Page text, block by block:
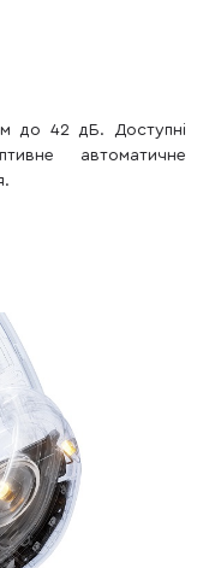
до 42 дБ. Доступні
автоматичне